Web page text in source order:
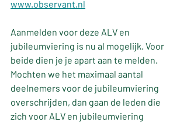
www.observant.nl
Aanmelden voor deze ALV en
jubileumviering is nu al mogelijk. Voor
beide dien je je apart aan te melden.
Mochten we het maximaal aantal
deelnemers voor de jubileumviering
overschrijden, dan gaan de leden die
zich voor ALV en jubileumviering